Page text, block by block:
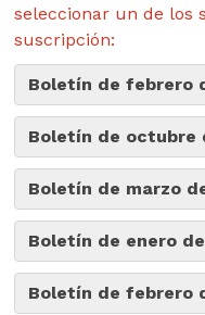
seleccionar un de los
suscripción:
Boletín de febrero
Boletín de octubre
Boletín de marzo
Boletín de enero de
Boletín de febrero